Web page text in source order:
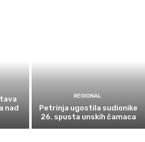
nad
REGIONAL
Petrinja ugostila sudionike
26. spusta unskih čamaca